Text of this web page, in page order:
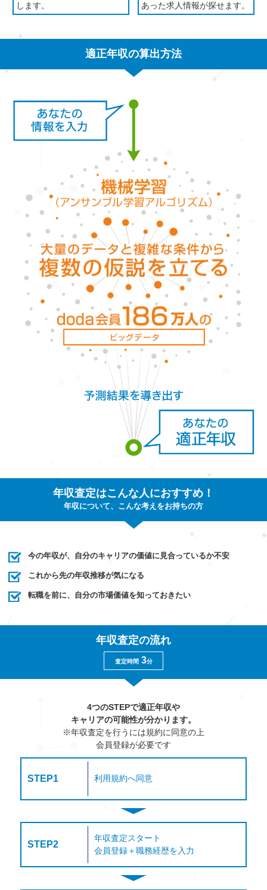
します。
あった求人情報が探せます。
適正年収の算出方法
年収査定はこんな人におすすめ！
年収について、こんな考えをお持ちの方
今の年収が、自分のキャリアの価値に見合っているか不安
これから先の年収推移が気になる
転職を前に、自分の市場価値を知っておきたい
年収査定の流れ
査定時間 3分
4つのSTEPで適正年収や
キャリアの可能性が分かります。
※年収査定を行うには規約に同意の上
会員登録が必要です
STEP1 利用規約へ同意
STEP2
年収査定スタート
会員登録＋職務経歴を入力